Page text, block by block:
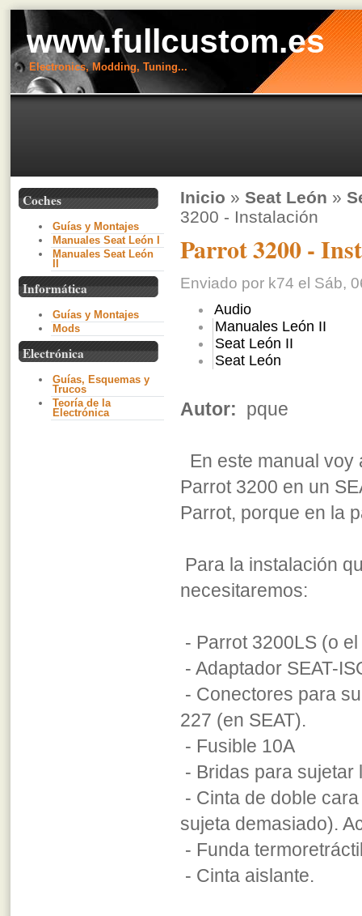
www.fullcustom.es
Electronics, Modding, Tuning...
Coches
Guías y Montajes
Manuales Seat León I
Manuales Seat León
Informática
Guías y Montajes
Mods
Electrónica
Guías, Esquemas y
Trucos
Teoría de la
Electrónica
Inicio » Seat León »
3200 - Instalación
Parrot 3200 -
Enviado por k74 el Sáb,
Audio
Manuales León II
Seat León II
Seat León
Autor: pque
En este manual
Parrot 3200 en un
Parrot, porque en la
Para la instalación
necesitaremos:
- Parrot 3200LS (o
- Adaptador SEAT-
- Conectores para
227 (en SEAT).
- Fusible 10A
- Bridas para sujetar
- Cinta de doble
sujeta demasiado).
- Funda
- Cinta aislante.